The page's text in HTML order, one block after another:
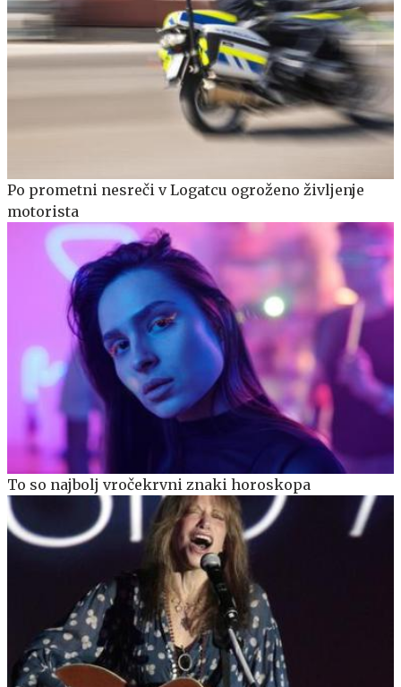
Po prometni nesreči v Logatcu ogroženo življenje
motorista
To so najbolj vročekrvni znaki horoskopa